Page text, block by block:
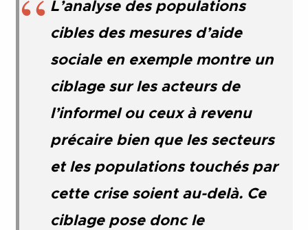
L’analyse des populations
cibles des mesures d’aide
sociale en exemple montre un
ciblage sur les acteurs de
l’informel ou ceux à revenu
précaire bien que les secteurs
et les populations touchés par
cette crise soient au-delà. Ce
ciblage pose donc le